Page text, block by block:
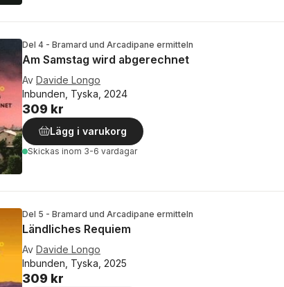
Del 4 - Bramard und Arcadipane ermitteln
Am Samstag wird abgerechnet
Av Davide Longo
Inbunden, Tyska, 2024
309 kr
Lägg i varukorg
Skickas inom 3-6 vardagar
Del 5 - Bramard und Arcadipane ermitteln
Ländliches Requiem
Av Davide Longo
Inbunden, Tyska, 2025
309 kr